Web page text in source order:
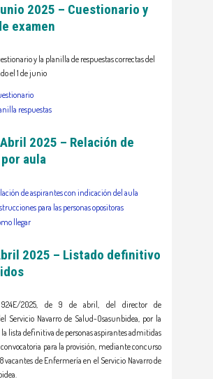
2025 – Cuestionario y
examen
y la planilla de respuestas correctas del
el 1 de junio
respuestas
2025 – Relación de
aula
de aspirantes con indicación del aula
para las personas opositoras
llegar
2025 – Listado definitivo
924E/2025, de 9 de abril, del director de
Servicio Navarro de Salud-Osasunbidea, por la
la lista definitiva de personas aspirantes admitidas
para la provisión, mediante concurso
vacantes de Enfermería en el Servicio Navarro de